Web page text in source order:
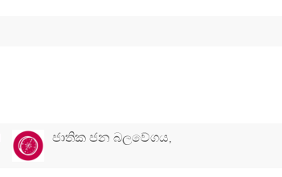
ජාතික ජන බලවේගය,